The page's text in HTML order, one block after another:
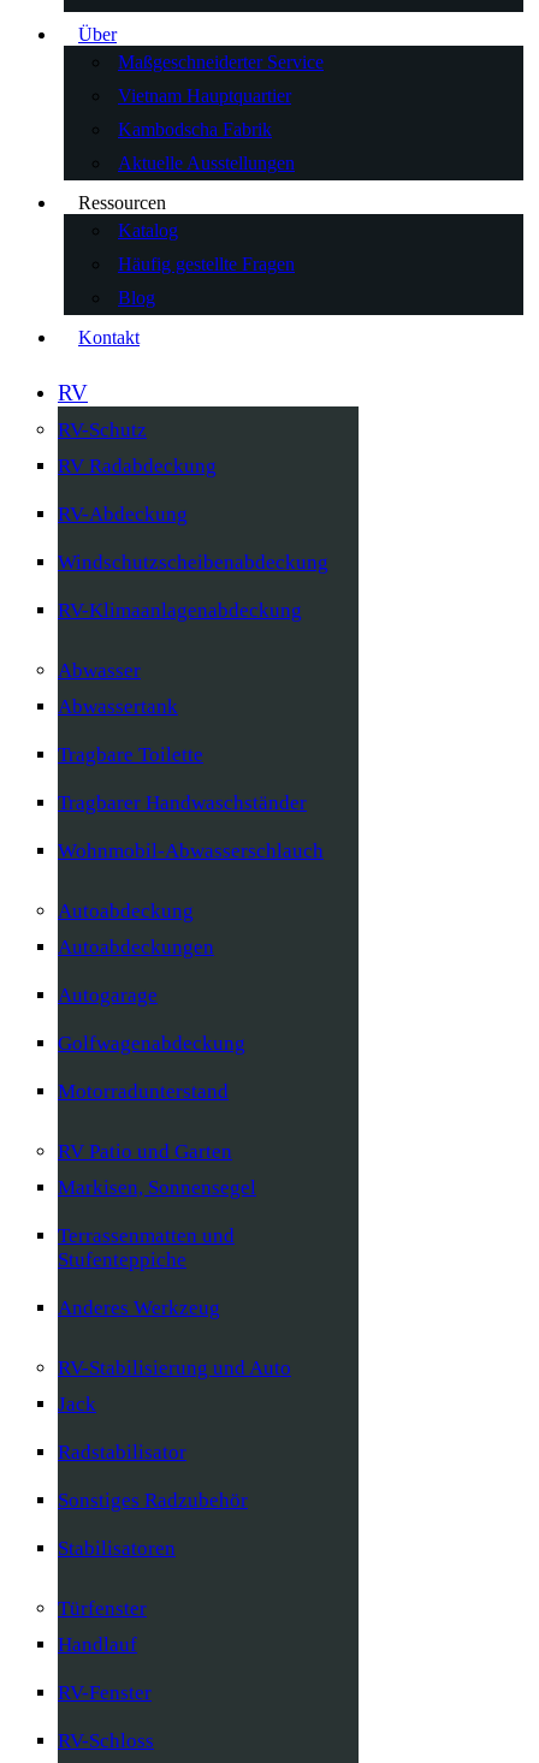
Über
Maßgeschneiderter Service
Vietnam Hauptquartier
Kambodscha Fabrik
Aktuelle Ausstellungen
Ressourcen
Katalog
Häufig gestellte Fragen
Blog
Kontakt
RV
RV-Schutz
RV Radabdeckung
RV-Abdeckung
Windschutzscheibenabdeckung
RV-Klimaanlagenabdeckung
Abwasser
Abwassertank
Tragbare Toilette
Tragbarer Handwaschständer
Wohnmobil-Abwasserschlauch
Autoabdeckung
Autoabdeckungen
Autogarage
Golfwagenabdeckung
Motorradunterstand
RV Patio und Garten
Markisen, Sonnensegel
Terrassenmatten und
Stufenteppiche
Anderes Werkzeug
RV-Stabilisierung und Auto
Jack
Radstabilisator
Sonstiges Radzubehör
Stabilisatoren
Türfenster
Handlauf
RV-Fenster
RV-Schloss